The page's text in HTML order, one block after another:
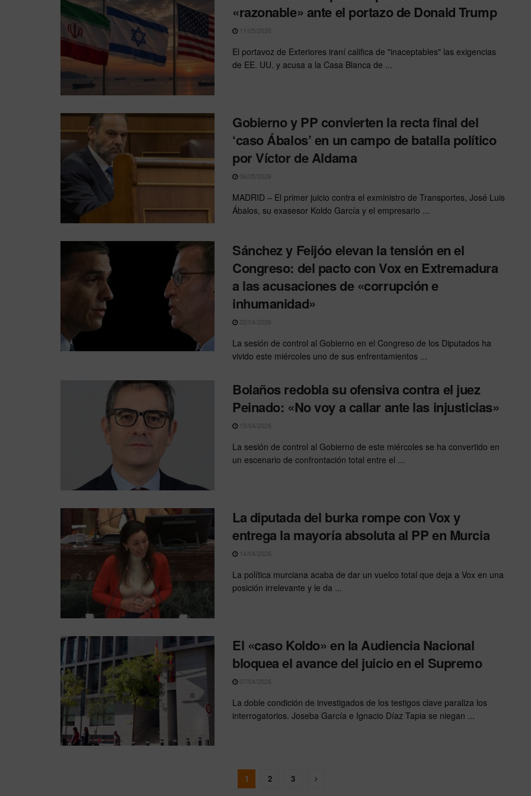
«razonable» ante el portazo de Donald Trump
11/05/2026
El portavoz de Exteriores iraní califica de "inaceptables" las exigencias
de EE. UU. y acusa a la Casa Blanca de ...
Gobierno y PP convierten la recta final del
‘caso Ábalos’ en un campo de batalla político
por Víctor de Aldama
06/05/2026
MADRID – El primer juicio contra el exministro de Transportes, José Luis
Ábalos, su exasesor Koldo García y el empresario ...
Sánchez y Feijóo elevan la tensión en el
Congreso: del pacto con Vox en Extremadura
a las acusaciones de «corrupción e
inhumanidad»
22/04/2026
La sesión de control al Gobierno en el Congreso de los Diputados ha
vivido este miércoles uno de sus enfrentamientos ...
Bolaños redobla su ofensiva contra el juez
Peinado: «No voy a callar ante las injusticias»
15/04/2026
La sesión de control al Gobierno de este miércoles se ha convertido en
un escenario de confrontación total entre el ...
La diputada del burka rompe con Vox y
entrega la mayoría absoluta al PP en Murcia
14/04/2026
La política murciana acaba de dar un vuelco total que deja a Vox en una
posición irrelevante y le da ...
El «caso Koldo» en la Audiencia Nacional
bloquea el avance del juicio en el Supremo
07/04/2026
La doble condición de investigados de los testigos clave paraliza los
interrogatorios. Joseba García e Ignacio Díaz Tapia se niegan ...
1 2 3